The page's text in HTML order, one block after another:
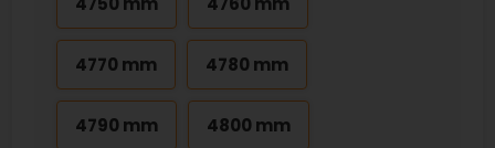
4770 mm 4780 mm
4790 mm 4800 mm